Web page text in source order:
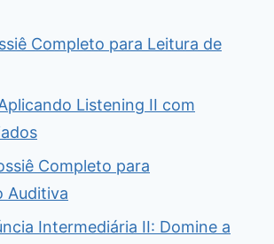
Completo para Leitura de
Listening II com
Completo para
Auditiva
Intermediária II: Domine a